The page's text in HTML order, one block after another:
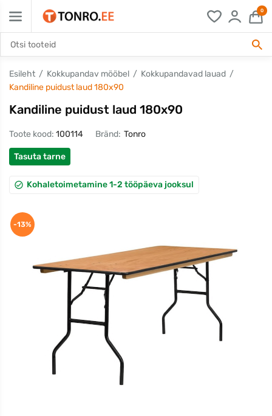
0
Esileht Kokkupandav mööbel
Kokkupandavad lauad
Kandiline puidust laud 180x90
Kandiline puidust laud 180x90
Toote kood: 100114 Bränd: Tonro
Tasuta tarne
Kohaletoimetamine 1-2 tööpäeva jooksul
-13%